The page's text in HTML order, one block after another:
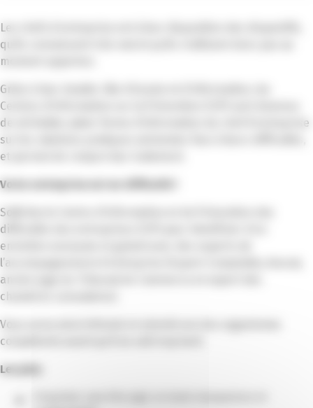
Les chefs d’entreprise ont à leur disposition des dispositifs,
qu’ils connaissent très mal et qu’ils n’utilisent donc pas au
moment opportun.
Grâce à leur double rôle d’écoute et d’information, les
Centres d’Information sur la Prévention (CIP) sont devenus
de véritables plate-forme d’information du chef d’entreprise
sur les solutions pratiques existantes face à leurs difficultés,
et permet de rompre leur isolement.
Votre entreprise est en difficulté !
Sollicitez le Centre d’Information et de Prévention des
difficultés des entreprises (CIP) pour bénéficier d’un
entretien anonyme et gratuit avec des experts de
l’accompagnement d’entreprise (Expert-Comptable, Avocat,
ancien juge du Tribunal de Commerce et expert des
chambres consulaires).
Vous serez ainsi informé et orienté vers les organismes
compétents avant qu’il ne soit trop tard.
Les plus